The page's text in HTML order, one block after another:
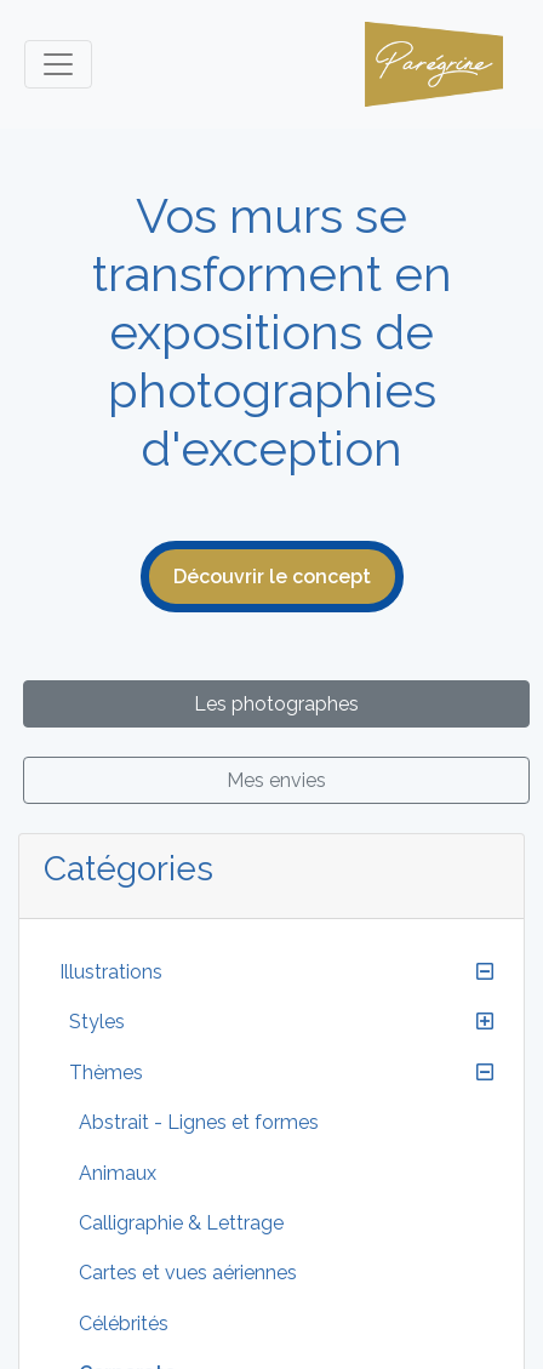
Vos murs se
transforment en
expositions de
photographies
d'exception
Découvrir le concept
Les photographes
Mes envies
Catégories
Illustrations
Styles
Thèmes
Abstrait - Lignes et formes
Animaux
Calligraphie & Lettrage
Cartes et vues aériennes
Célébrités